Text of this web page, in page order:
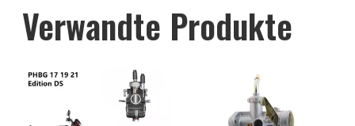
Verwandte Produkte